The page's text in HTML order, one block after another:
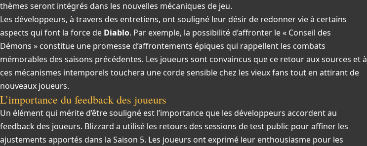
thèmes seront intégrés dans les nouvelles mécaniques de jeu.
Les développeurs, à travers des entretiens, ont souligné leur désir de redonner vie à certains
aspects qui font la force de Diablo. Par exemple, la possibilité d’affronter le « Conseil des
Démons » constitue une promesse d’affrontements épiques qui rappellent les combats
mémorables des saisons précédentes. Les joueurs sont convaincus que ce retour aux sources et à
ces mécanismes intemporels touchera une corde sensible chez les vieux fans tout en attirant de
nouveaux joueurs.
L’importance du feedback des joueurs
Un élément qui mérite d’être souligné est l’importance que les développeurs accordent au
feedback des joueurs. Blizzard a utilisé les retours des sessions de test public pour affiner les
ajustements apportés dans la Saison 5. Les joueurs ont exprimé leur enthousiasme pour les